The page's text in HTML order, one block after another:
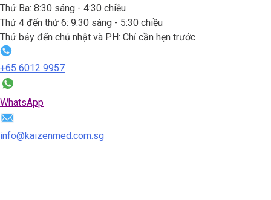
Thứ Ba: 8:30 sáng - 4:30 chiều
Thứ 4 đến thứ 6: 9:30 sáng - 5:30 chiều
Thứ bảy đến chủ nhật và PH: Chỉ cần hẹn trước
+65‎ 6012‎ 9957
WhatsApp
info@kaizenmed.com.sg